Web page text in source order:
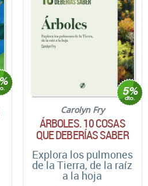
Carolyn Fry
ÁRBOLES. 10 COSAS
QUE DEBERÍAS SABER
Explora los pulmones
de la Tierra, de la raíz
a la hoja